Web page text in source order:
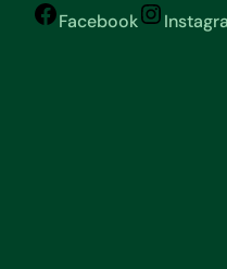
Facebook